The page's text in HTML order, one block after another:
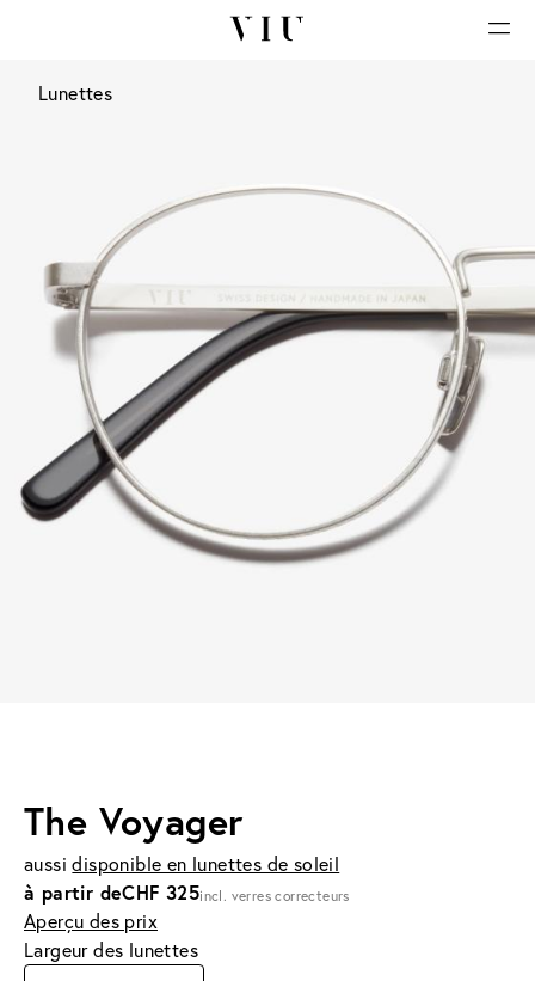
Lunettes
The Voyager
aussidisponible en lunettes de soleil
à partir deCHF 325incl. verres correcteurs
Aperçu des prix
Largeur des lunettes